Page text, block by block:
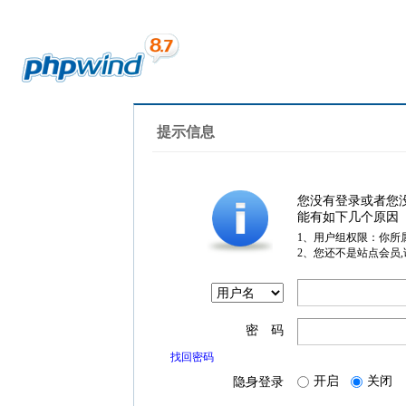
提示信息
您没有登录或者您
能有如下几个原因
1、用户组权限：你所
2、您还不是站点会员
密 码
找回密码
隐身登录 开启 关闭